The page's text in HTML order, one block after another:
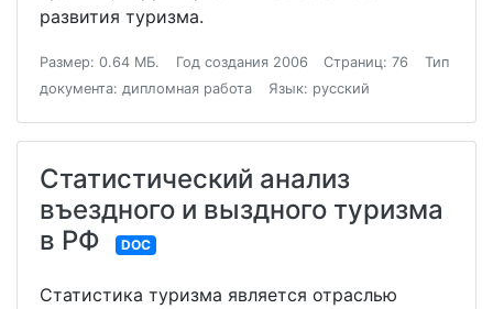
развития туризма.
Размер: 0.64 МБ. Год создания 2006 Страниц: 76
Тип
документа: дипломная работа
Язык: русский
Статистический анализ
въездного и выздного туризма
в РФ
DOC
Статистика туризма является отраслью